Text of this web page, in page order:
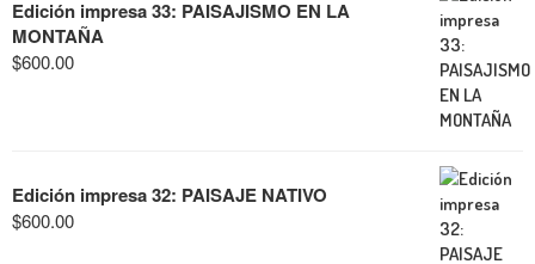
Edición impresa 33: PAISAJISMO EN LA
MONTAÑA
$600.00
Edición impresa 32: PAISAJE NATIVO
$600.00